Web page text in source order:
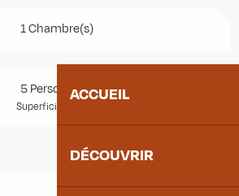
ACCUEIL
DÉCOUVRIR
1 Chambre(s)
5 Personne(s)
Superficie : 50 m